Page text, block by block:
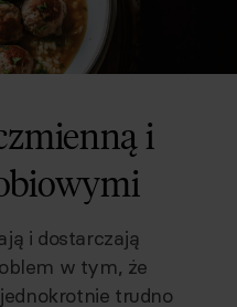
i
i dostarczają
w tym, że
trudno